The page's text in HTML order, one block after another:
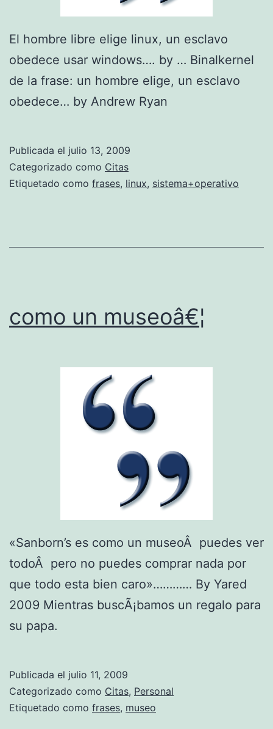
El hombre libre elige linux, un esclavo
obedece usar windows…. by … Binalkernel
de la frase: un hombre elige, un esclavo
obedece… by Andrew Ryan
Publicada el julio 13, 2009
Categorizado como Citas
Etiquetado como frases, linux, sistema+operativo
como un museoâ€¦
«Sanborn’s es como un museoÂ puedes ver
todoÂ pero no puedes comprar nada por
que todo esta bien caro»………… By Yared
2009 Mientras buscÃ¡bamos un regalo para
su papa.
Publicada el julio 11, 2009
Categorizado como Citas, Personal
Etiquetado como frases, museo